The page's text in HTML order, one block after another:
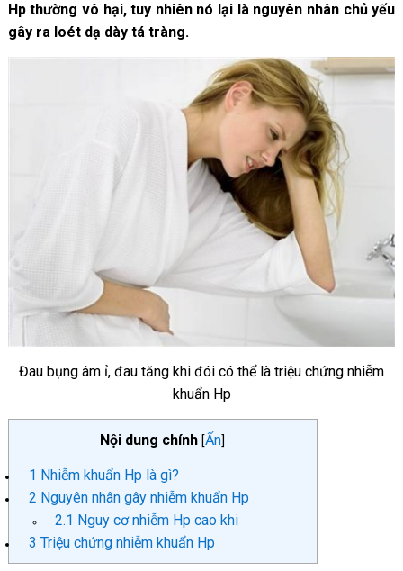
Hp thường vô hại, tuy nhiên nó lại là nguyên nhân chủ yếu
gây ra loét dạ dày tá tràng.
Đau bụng âm ỉ, đau tăng khi đói có thể là triệu chứng nhiễm
khuẩn Hp
Nội dung chính [Ẩn]
1 Nhiễm khuẩn Hp là gì?
2 Nguyên nhân gây nhiễm khuẩn Hp
2.1 Nguy cơ nhiễm Hp cao khi
3 Triệu chứng nhiễm khuẩn Hp